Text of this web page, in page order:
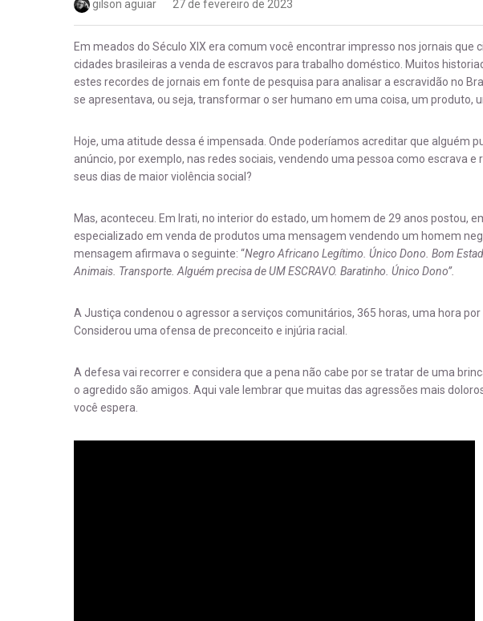
gilson aguiar 27 de fevereiro de 2023
Em meados do Século XIX era comum você encontrar impresso nos jornais que
cidades brasileiras a venda de escravos para trabalho doméstico. Muitos
estes recordes de jornais em fonte de pesquisa para analisar a escravidão no
se apresentava, ou seja, transformar o ser humano em uma coisa, um produto,
Hoje, uma atitude dessa é impensada. Onde poderíamos acreditar que alguém
anúncio, por exemplo, nas redes sociais, vendendo uma pessoa como escrava e
seus dias de maior violência social?
Mas, aconteceu. Em Irati, no interior do estado, um homem de 29 anos postou,
especializado em venda de produtos uma mensagem vendendo um homem
mensagem afirmava o seguinte: “Negro Africano Legítimo. Único Dono. Bom
Animais. Transporte. Alguém precisa de UM ESCRAVO. Baratinho. Único Dono”.
A Justiça condenou o agressor a serviços comunitários, 365 horas, uma hora
Considerou uma ofensa de preconceito e injúria racial.
A defesa vai recorrer e considera que a pena não cabe por se tratar de uma
o agredido são amigos. Aqui vale lembrar que muitas das agressões mais
você espera.